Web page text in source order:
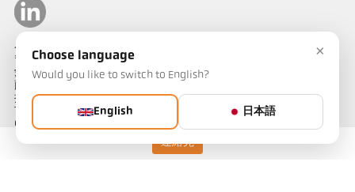
連絡先
ケラーパイロメータージャパン
〒487-0035
愛知県春日井市
藤山台1-4-1
担当：山田
Telephone: 090-1754-1909
e-mail: kellerjapan@outlook.jp
×
Choose language
Would you like to switch to English?
English 日本語